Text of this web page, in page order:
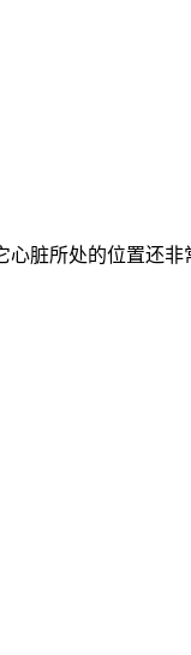
脏所处的位置还